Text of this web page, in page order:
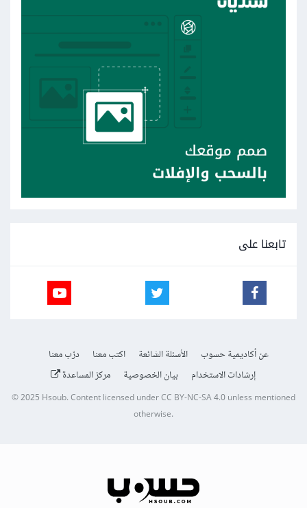
تابعنا على
عن أكاديمية حسوب الأسئلة الشائعة اكتب معنا
درّب معنا
إرشادات الاستخدام
بيان الخصوصية مركز المساعدة
© 2025Hsoub.Content licensed underCC BY-NC-SA 4.0unless mentioned
otherwise.